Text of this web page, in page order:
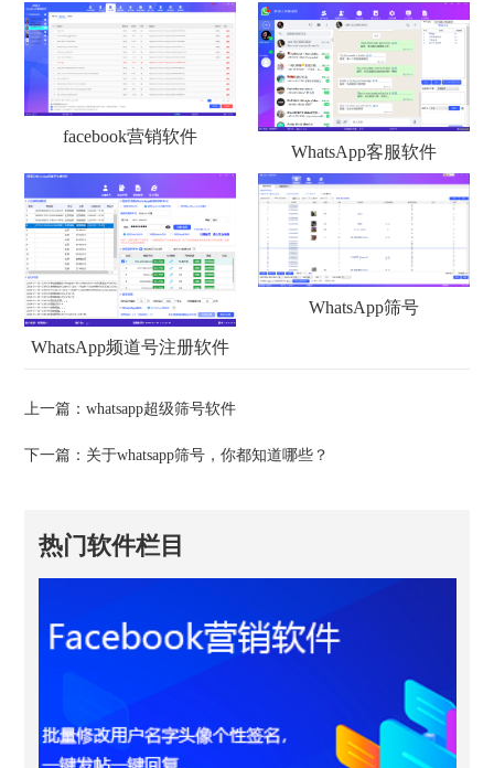
facebook营销软件
WhatsApp客服软件
WhatsApp频道号注册软件
WhatsApp筛号
上一篇：whatsapp超级筛号软件
下一篇： 关于whatsapp筛号，你都知道哪些？
热门软件栏目